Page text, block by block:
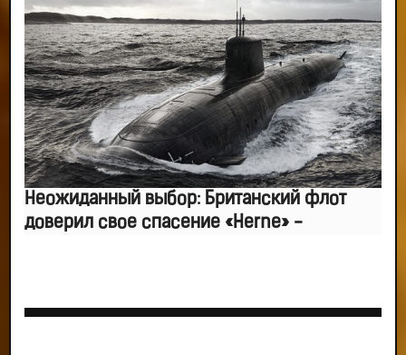
Неожиданный выбор: Британский флот
доверил свое спасение «Herne» -